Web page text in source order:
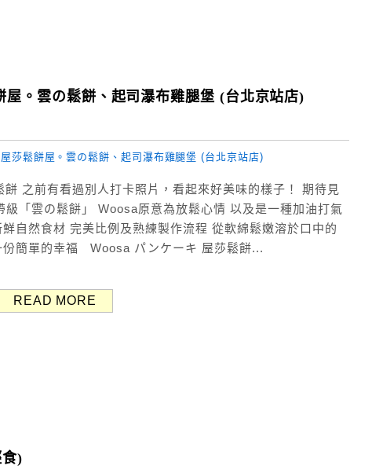
屋。雲の鬆餅、起司瀑布雞腿堡 (台北京站店)
之前有看過別人打卡照片，看起來好美味的樣子！ 期待見
「雲の鬆餅」 Woosa原意為放鬆心情 以及是一種加油打氣
自然食材 完美比例及熟練製作流程 從軟綿鬆嫩溶於口中的
份簡單的幸福 Woosa パンケーキ 屋莎鬆餅...
READ MORE
)